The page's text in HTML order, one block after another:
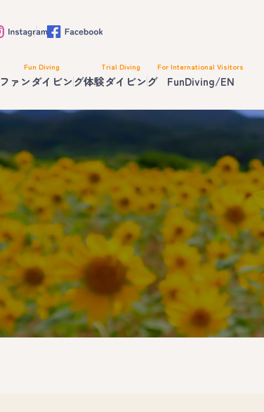
Fun Diving
ファンダイビング
Trial Diving
体験ダイビング
For International Visitors
FunDiving/EN